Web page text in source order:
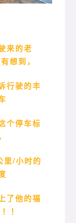
来的老
想到，
行驶的丰
个停车标
里/小时的
了他的福
！